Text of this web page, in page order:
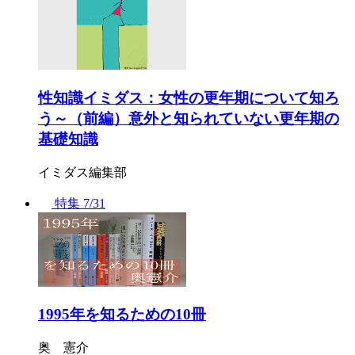
性知識イミダス：女性の更年期について知ろ
う～（前編）意外と知られていない更年期の
基礎知識
イミダス編集部
特集 7/31
1995年を知るための10冊
奥 憲介